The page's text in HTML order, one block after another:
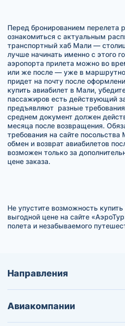
Перед бронированием перелета
ознакомиться с актуальным
транспортный хаб Мали —
лучше начинать именно с этого
аэропорта прилета можно во
или же после — уже в
придет на почту после
купить авиабилет в Мали,
пассажиров есть действующий
предъявляют разные
среднем документ должен
месяца после возвращения.
требования на сайте
обмен и возврат авиабилетов
возможен только за
цене заказа.
Не упустите возможность
выгодной цене на сайте
полета и незабываемого
Направления
Авиакомпании